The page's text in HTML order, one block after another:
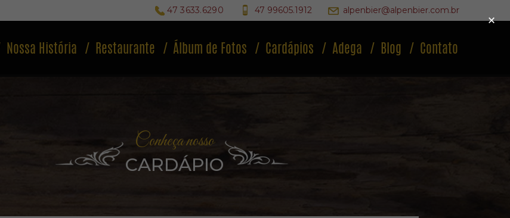
47 3633.6290 47 99605.1912 alpenbier@alpenbier.com.br
Nossa História Restaurante Álbum de Fotos Cardápios Adega Blog Contato
Conheça nosso
CARDÁPIO
×